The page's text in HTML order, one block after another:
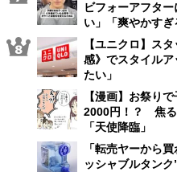
ビフォーアフタ
い」「爽やかす
【ユニクロ】ス
感》でスタイル
たい」
【漫画】お祭り
2000円！？ 焦る
「天使降臨」
「転売ヤーから
ッシャブルタン